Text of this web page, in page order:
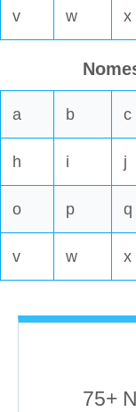
v w x
a b c
h i j
o p q
v w x
75+